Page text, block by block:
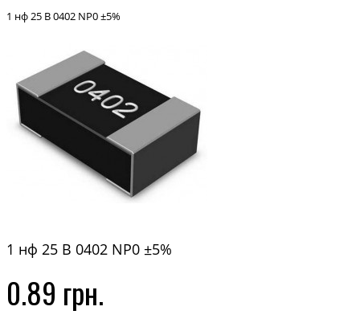
1 нф 25 В 0402 NP0 ±5%
1 нф 25 В 0402 NP0 ±5%
0.89 грн.